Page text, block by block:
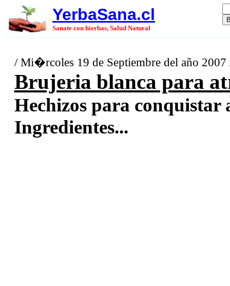
YerbaSana.cl
Sanate con hierbas, Salud Natural
/ Mi�rcoles 19 de Septiembre del año
Brujeria blanca para
Hechizos para conquistar
Ingredientes...